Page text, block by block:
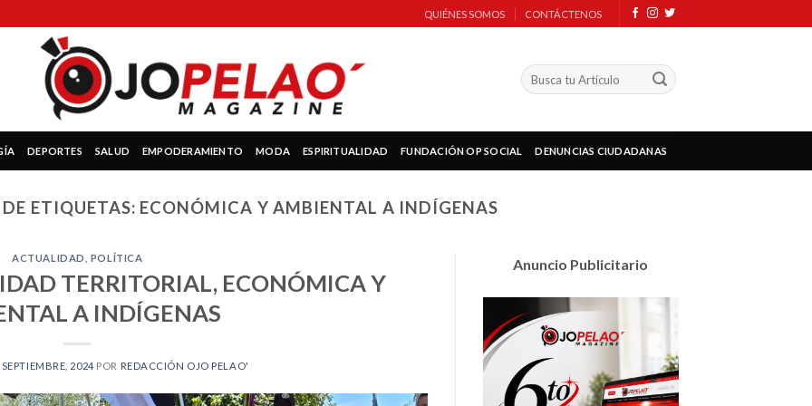
QUIÉNES SOMOS CONTÁCTENOS
DEPORTES SALUD EMPODERAMIENTO MODA ESPIRITUALIDAD FUNDACIÓN OP SOCIAL DENUNCIAS CIUDADANAS
ETIQUETAS: ECONÓMICA Y AMBIENTAL A INDÍGENAS
ACTUALIDAD POLÍTICA
TERRITORIAL, ECONÓMICA Y
A INDÍGENAS
SEPTIEMBRE, 2024 POR REDACCIÓN OJO PELAO'
Anuncio Publicitario